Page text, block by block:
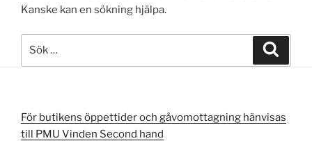
Kanske kan en sökning hjälpa.
efter:
För butikens öppettider och gåvomottagning hänvisas
till PMU Vinden Second hand